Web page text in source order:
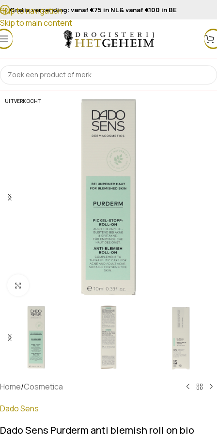
Skip to navigation
Skip to main content
Gratis verzending: vanaf €75 in NL & vanaf €100 in BE
UITVERKOCHT
Klik om te vergroten
Home/Cosmetica
Dado Sens
Dado Sens Purderm anti blemish roll on bio